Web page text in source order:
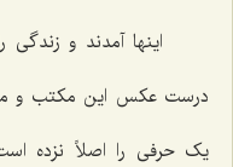
اینها آمدند و زندگى
درست عکس این مکتب و
یک حرفى را اصلاً نزده